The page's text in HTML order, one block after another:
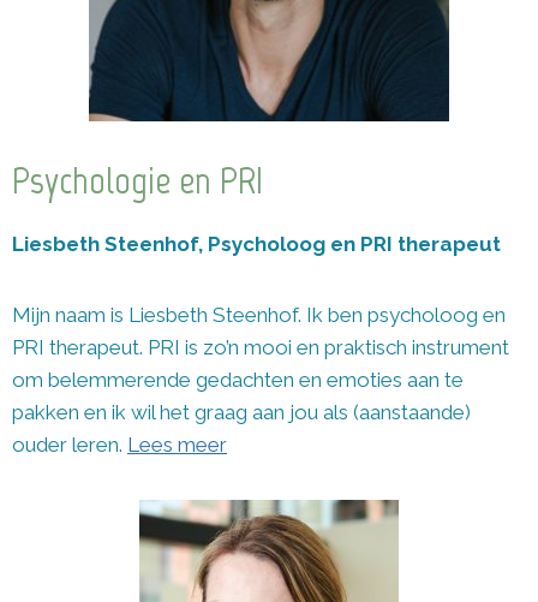
Psychologie en PRI
Liesbeth Steenhof, Psycholoog en PRI therapeut
Mijn naam is Liesbeth Steenhof. Ik ben psycholoog en
PRI therapeut. PRI is zo’n mooi en praktisch instrument
om belemmerende gedachten en emoties aan te
pakken en ik wil het graag aan jou als (aanstaande)
ouder leren. Lees meer